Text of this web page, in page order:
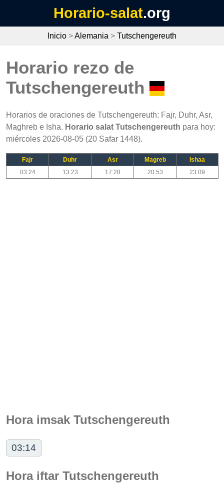
Horario-salat.org
Inicio >Alemania > Tutschengereuth
Horario rezo de
Tutschengereuth
Horarios de oraciones de Tutschengereuth: Fajr, Duhr, Asr,
Maghreb e Isha. Horario salat Tutschengereuth para hoy:
miércoles 2026-08-05 (20 Safar 1448).
Fajr Duhr Asr Magreb
Ishaa
03:24
13:23 17:28 20:53 23:09
Hora imsak Tutschengereuth
03:14
Hora iftar Tutschengereuth